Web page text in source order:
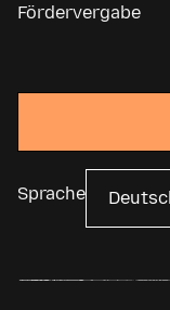
Fördervergabe
Sprache